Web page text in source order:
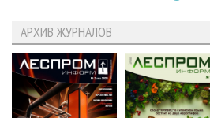
АРХИВ ЖУРНАЛОВ